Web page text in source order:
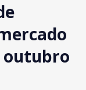
outubro